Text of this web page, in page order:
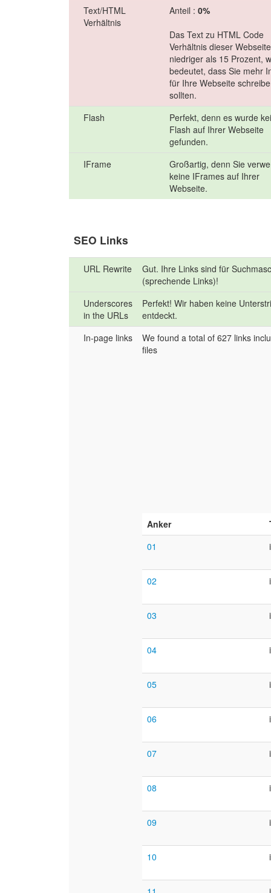
Text/HTML
Verhältnis
Anteil :0%
Das Text zu HTML Code
Verhältnis dieser
niedriger als 15 Prozent,
bedeutet, dass Sie mehr
für Ihre Webseite
sollten.
Flash
Perfekt, denn es wurde
Flash auf Ihrer Webseite
gefunden.
IFrame
Großartig, denn Sie
keine IFrames auf Ihrer
Webseite.
SEO Links
URL Rewrite
Gut. Ihre Links sind für
(sprechende Links)!
Underscores
in the URLs
Perfekt! Wir haben keine
entdeckt.
In-page links
We found a total of 627 links
files
Anker
01
02
03
04
05
06
07
08
09
10